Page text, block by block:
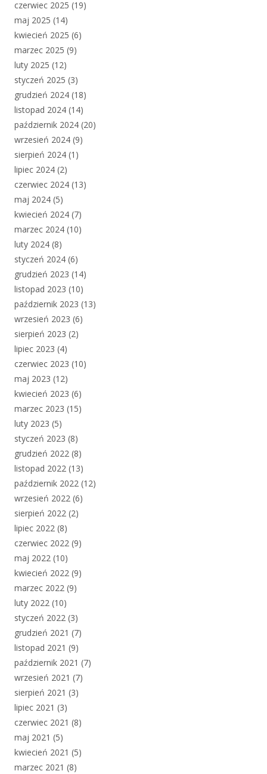
czerwiec 2025 (19)
maj 2025 (14)
kwiecień 2025 (6)
marzec 2025 (9)
luty 2025 (12)
styczeń 2025 (3)
grudzień 2024 (18)
listopad 2024 (14)
październik 2024 (20)
wrzesień 2024 (9)
sierpień 2024 (1)
lipiec 2024 (2)
czerwiec 2024 (13)
maj 2024 (5)
kwiecień 2024 (7)
marzec 2024 (10)
luty 2024 (8)
styczeń 2024 (6)
grudzień 2023 (14)
listopad 2023 (10)
październik 2023 (13)
wrzesień 2023 (6)
sierpień 2023 (2)
lipiec 2023 (4)
czerwiec 2023 (10)
maj 2023 (12)
kwiecień 2023 (6)
marzec 2023 (15)
luty 2023 (5)
styczeń 2023 (8)
grudzień 2022 (8)
listopad 2022 (13)
październik 2022 (12)
wrzesień 2022 (6)
sierpień 2022 (2)
lipiec 2022 (8)
czerwiec 2022 (9)
maj 2022 (10)
kwiecień 2022 (9)
marzec 2022 (9)
luty 2022 (10)
styczeń 2022 (3)
grudzień 2021 (7)
listopad 2021 (9)
październik 2021 (7)
wrzesień 2021 (7)
sierpień 2021 (3)
lipiec 2021 (3)
czerwiec 2021 (8)
maj 2021 (5)
kwiecień 2021 (5)
marzec 2021 (8)